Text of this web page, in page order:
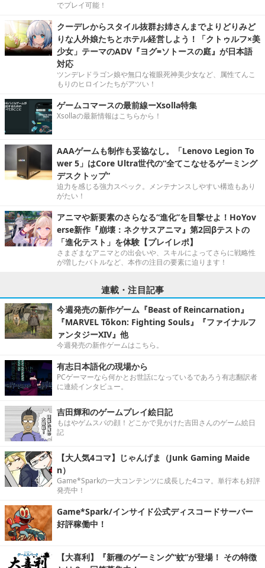
でプレイ可能！
クーデレからスタイル抜群お姉さんまでよりどりみど
りな人外娘たちとホテル経営しよう！「クトゥルフ×美
少女」テーマのADV『ヨグ=ソトースの庭』が日本語
対応
ツンデレドラゴン娘や無口な複眼死神美少女など、属性てんこ
もりのヒロインたちがアツい！
ゲームコマースの最前線ーXsolla特集
Xsollaの最新情報はこちらから！
AAAゲームも制作も妥協なし。「Lenovo Legion To
wer 5」はCore Ultra世代の“全てこなせるゲーミング
デスクトップ”
迫力を感じる強力スペック。メンテナンスしやすい構造もあり
がたい！
アニマや新要素のさらなる“進化”を目撃せよ！HoYov
erse新作『崩壊：ネクサスアニマ』第2回βテストの
「進化テスト」を体験【プレイレポ】
さまざまなアニマとの出会いや、スキルによってさらに戦略性
が増したバトルなど、本作の注目の要素に迫ります！
連載・注目記事
今週発売の新作ゲーム『Beast of Reincarnation』
『MARVEL Tōkon: Fighting Souls』『ファイナルフ
ァンタジーXIV』他
今週発売の新作ゲームはこちら。
有志日本語化の現場から
PCゲーマーなら何かとお世話になっているであろう有志翻訳者
に連続インタビュー。
吉田輝和のゲームプレイ絵日記
もはやゲムスパの顔！どこかで見かけた吉田さんのゲーム絵日
記
【大人気4コマ】じゃんげま（Junk Gaming Maide
n）
Game*Sparkの一大コンテンツに成長した4コマ。単行本も好評
発売中！
Game*Spark/インサイド公式ディスコードサーバー
好評稼働中！
【大喜利】『新種のゲーミング“蚊”が登場！ その特徴